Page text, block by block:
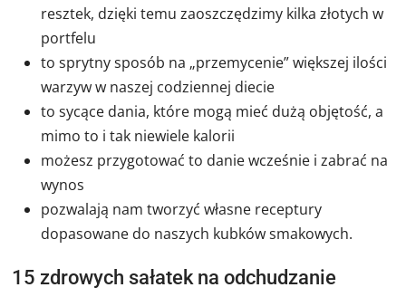
resztek, dzięki temu zaoszczędzimy kilka złotych w
portfelu
to sprytny sposób na „przemycenie” większej ilości
warzyw w naszej codziennej diecie
to sycące dania, które mogą mieć dużą objętość, a
mimo to i tak niewiele kalorii
możesz przygotować to danie wcześnie i zabrać na
wynos
pozwalają nam tworzyć własne receptury
dopasowane do naszych kubków smakowych.
15 zdrowych sałatek na odchudzanie